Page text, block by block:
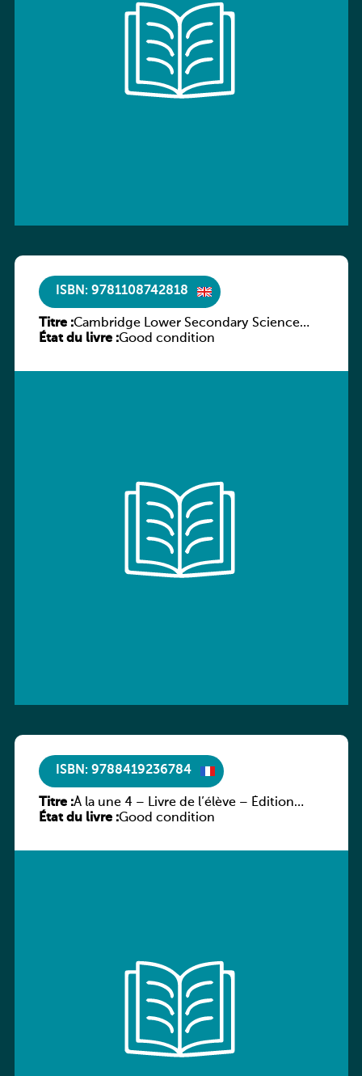
ISBN: 9781108742818
Titre :Cambridge Lower Secondary Science
Workbook with Digital Access Stage 7
État du livre :Good condition
ISBN: 9788419236784
Titre :À la une 4 – Livre de l’élève – Édition
hybride
État du livre :Good condition